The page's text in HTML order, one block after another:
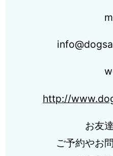
http://
お友
ご予約やお